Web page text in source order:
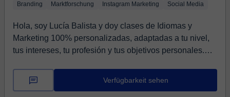
Branding Marktforschung Instagram Marketing Social Media
Hola, soy Lucía Balista y doy clases de Idiomas y
Marketing 100% personalizadas, adaptadas a tu nivel,
tus intereses, tu profesión y tus objetivos personales.
día: trabajo, viajes, estudios, reuniones, entrevistas o
conversaciones cotidianas. Trabajamos con vocabulario
Verfügbarkeit sehen